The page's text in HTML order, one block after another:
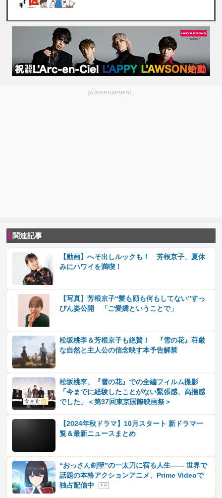
[ADVERTISEMENT]
関連記事
【動画】へそ出しルックも！ 芳根京子、夏休
みにハワイを満喫！
【写真】芳根京子“髪も顔も何もしてない”すっ
ぴん姿公開 「ご愛嬌ということで」
松坂桃李＆芳根京子も絶賛！ 『雪の花』荘厳
な自然と主人公の信念映す本予告解禁
松坂桃李、『雪の花』での全編フィルム撮影
「今までに経験したことがない緊張感、高揚感
でした」＜第37回東京国際映画祭＞
【2024年秋ドラマ】10月スタート 新ドラマ一
覧＆最新ニュースまとめ
“おっさん剣聖”の一太刀に宿る人生―― 世界で
話題の本格アクションアニメ、Prime Videoで
独占配信中
P R